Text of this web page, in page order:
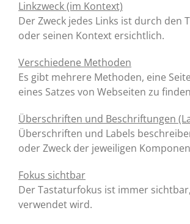
Linkzweck (im Kontext)
Der Zweck jedes Links ist durch den
oder seinen Kontext ersichtlich.
Verschiedene Methoden
Es gibt mehrere Methoden, eine
eines Satzes von Webseiten zu
Überschriften und Beschriftungen
Überschriften und Labels
oder Zweck der jeweiligen
Fokus sichtbar
Der Tastaturfokus ist immer
verwendet wird.